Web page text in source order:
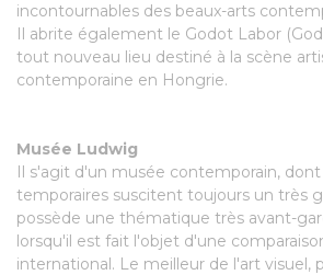
incontournables des beaux-arts
Il abrite également le Godot Labor
tout nouveau lieu destiné à la scène
contemporaine en Hongrie.
Musée Ludwig
Il s'agit d'un musée contemporain,
temporaires suscitent toujours un très
possède une thématique très avant-
lorsqu'il est fait l'objet d'une
international. Le meilleur de l'art visuel,